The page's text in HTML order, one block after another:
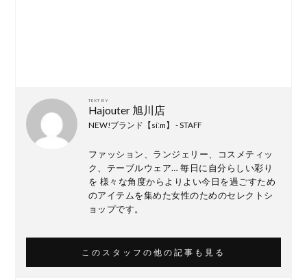
TEXT BY
Hajouter 旭川店
NEW!ブランド【síːm】 - STAFF
ファッション、ランジェリー、コスメティッ
ク、テーブルウェア… 毎日に自分らしい彩り
を 様々な角度からよりよい今日を過ごすため
のアイテムを集めた女性のためのセレクトシ
ョップです。
このスタッフの他の記事も見る